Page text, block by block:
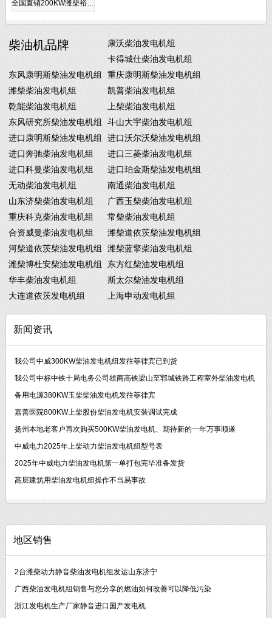
全国直销200KW潍柴裕…
柴油机品牌
康沃柴油发电机组
卡得城仕柴油发电机组
东风康明斯柴油发电机组
重庆康明斯柴油发电机组
潍柴柴油发电机组
凯普柴油发电机组
乾能柴油发电机组
上柴柴油发电机组
东风研究所柴油发电机组
斗山大宇柴油发电机组
进口康明斯柴油发电机组
进口沃尔沃柴油发电机组
进口奔驰柴油发电机组
进口三菱柴油发电机组
进口科曼柴油发电机组
进口珀金斯柴油发电机组
无动柴油发电机组
南通柴油发电机组
山东济柴柴油发电机组
广西玉柴柴油发电机组
重庆科克柴油发电机组
常柴柴油发电机组
合资威曼柴油发电机组
潍柴道依茨柴油发电机组
河柴道依茨柴油发电机组
潍柴蓝擎柴油发电机组
潍柴博杜安柴油发电机组
东方红柴油发电机组
华丰柴油发电机组
斯太尔柴油发电机组
大连道依茨发电机组
上海申动发电机组
新闻资讯
我公司中威300KW柴油发电机组发往菲律宾已到货
我公司中标中铁十局电务公司雄商高铁梁山至郓城铁路工程室外柴油发电机
备用电源380KW玉柴柴油发电机发往菲律宾
嘉善医院800KW上柴股份柴油发电机安装调试完成
扬州本地老客户再次购买500KW柴油发电机、期待新的一年万事顺遂
中威电力2025年上柴动力柴油发电机组型号表
2025年中威电力柴油发电机第一单打包完毕准备发货
高层建筑用柴油发电机组操作不当易事故
地区销售
2台潍柴动力静音柴油发电机组发运山东济宁
广西柴油发电机组销售与您分享的燃油如何改善可以降低污染
浙江发电机生产厂家静音进口国产发电机